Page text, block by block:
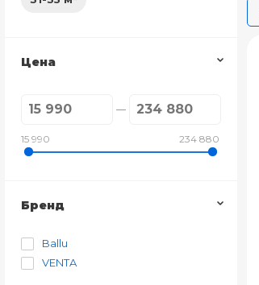
Цена
15 990 234 880
Бренд
Ballu
VENTA